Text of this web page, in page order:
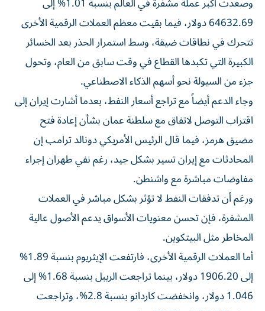
64632.69 دولار، فيما بقيت معظم العملات الرقمية الأخرى
تتحرك في نطاقات ضيقة، وسط استمرار الحذر بعد الخسائر
الكبيرة التي تكبدها القطاع في وقت سابق من العام، وتحول
جزء من السيولة نحو أسهم الذكاء الاصطناعي.
وجاء الدعم أيضاً مع تراجع أسعار النفط، بعدما أشارت إيران إلى
اقتراب التوصل لاتفاق مع سلطنة عمان بشأن إعادة فتح
مضيق هرمز، فيما قال الرئيس الأمريكي دونالد ترامب إن
المحادثات مع إيران تسير بشكل جيد، رغم نفي طهران إجراء
مفاوضات مباشرة مع واشنطن.
ورغم أن تدفقات النفط لا تؤثر بشكل مباشر في العملات
المشفرة، فإن تحسن معنويات الأسواق يدعم الأصول عالية
المخاطر مثل البيتكوين.
أما العملات الرقمية الأخرى، فارتفعت الإيثريوم بنسبة 1.89%
إلى 1906.20 دولار، بينما تراجعت الريبل بنسبة 1.68% إلى
1.046 دولار، وانخفضت كاردانو بنسبة 2.8%، وتراجعت